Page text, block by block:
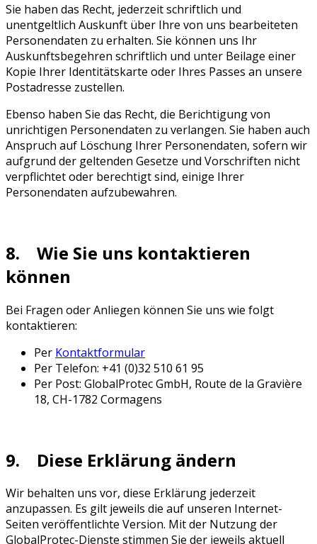
Sie haben das Recht, jederzeit schriftlich und
unentgeltlich Auskunft über Ihre von uns bearbeiteten
Personendaten zu erhalten. Sie können uns Ihr
Auskunftsbegehren schriftlich und unter Beilage einer
Kopie Ihrer Identitätskarte oder Ihres Passes an unsere
Postadresse zustellen.
Ebenso haben Sie das Recht, die Berichtigung von
unrichtigen Personendaten zu verlangen. Sie haben auch
Anspruch auf Löschung Ihrer Personendaten, sofern wir
aufgrund der geltenden Gesetze und Vorschriften nicht
verpflichtet oder berechtigt sind, einige Ihrer
Personendaten aufzubewahren.
8. Wie Sie uns kontaktieren
können
Bei Fragen oder Anliegen können Sie uns wie folgt
kontaktieren:
Per Kontaktformular
Per Telefon: +41 (0)32 510 61 95
Per Post: GlobalProtec GmbH, Route de la Gravière
18, CH-1782 Cormagens
9. Diese Erklärung ändern
Wir behalten uns vor, diese Erklärung jederzeit
anzupassen. Es gilt jeweils die auf unseren Internet-
Seiten veröffentlichte Version. Mit der Nutzung der
GlobalProtec-Dienste stimmen Sie der jeweils aktuell